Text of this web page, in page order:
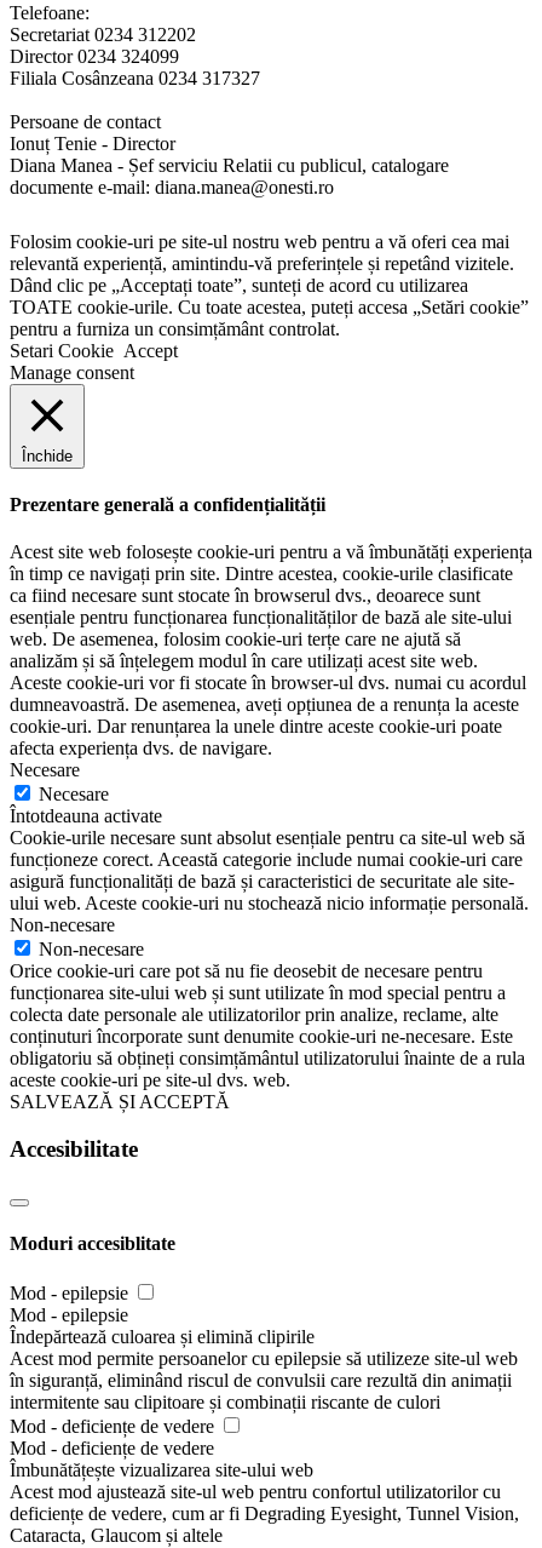
Telefoane:
Secretariat 0234 312202
Director 0234 324099
Filiala Cosânzeana 0234 317327
Persoane de contact
Ionuț Tenie - Director
Diana Manea - Șef serviciu Relatii cu publicul, catalogare
documente e-mail: diana.manea@onesti.ro
Folosim cookie-uri pe site-ul nostru web pentru a vă oferi cea mai
relevantă experiență, amintindu-vă preferințele și repetând vizitele.
Dând clic pe „Acceptați toate”, sunteți de acord cu utilizarea
TOATE cookie-urile. Cu toate acestea, puteți accesa „Setări cookie”
pentru a furniza un consimțământ controlat.
Setari Cookie Accept
Manage consent
Închide
Prezentare generală a confidențialității
Acest site web folosește cookie-uri pentru a vă îmbunătăți experiența
în timp ce navigați prin site. Dintre acestea, cookie-urile clasificate
ca fiind necesare sunt stocate în browserul dvs., deoarece sunt
esențiale pentru funcționarea funcționalităților de bază ale site-ului
web. De asemenea, folosim cookie-uri terțe care ne ajută să
analizăm și să înțelegem modul în care utilizați acest site web.
Aceste cookie-uri vor fi stocate în browser-ul dvs. numai cu acordul
dumneavoastră. De asemenea, aveți opțiunea de a renunța la aceste
cookie-uri. Dar renunțarea la unele dintre aceste cookie-uri poate
afecta experiența dvs. de navigare.
Necesare
Necesare
Întotdeauna activate
Cookie-urile necesare sunt absolut esențiale pentru ca site-ul web să
funcționeze corect. Această categorie include numai cookie-uri care
asigură funcționalități de bază și caracteristici de securitate ale site-
ului web. Aceste cookie-uri nu stochează nicio informație personală.
Non-necesare
Non-necesare
Orice cookie-uri care pot să nu fie deosebit de necesare pentru
funcționarea site-ului web și sunt utilizate în mod special pentru a
colecta date personale ale utilizatorilor prin analize, reclame, alte
conținuturi încorporate sunt denumite cookie-uri ne-necesare. Este
obligatoriu să obțineți consimțământul utilizatorului înainte de a rula
aceste cookie-uri pe site-ul dvs. web.
SALVEAZĂ ȘI ACCEPTĂ
Accesibilitate
Moduri accesiblitate
Mod - epilepsie
Mod - epilepsie
Îndepărtează culoarea și elimină clipirile
Acest mod permite persoanelor cu epilepsie să utilizeze site-ul web
în siguranță, eliminând riscul de convulsii care rezultă din animații
intermitente sau clipitoare și combinații riscante de culori
Mod - deficiențe de vedere
Mod - deficiențe de vedere
Îmbunătățește vizualizarea site-ului web
Acest mod ajustează site-ul web pentru confortul utilizatorilor cu
deficiențe de vedere, cum ar fi Degrading Eyesight, Tunnel Vision,
Cataracta, Glaucom și altele